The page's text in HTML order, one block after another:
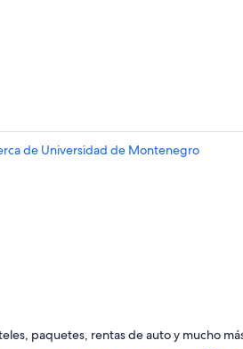
de Universidad de Montenegro
paquetes, rentas de auto y mucho